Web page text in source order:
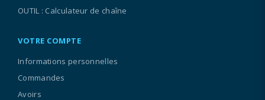
OUTIL : Calculateur de chaîne
VOTRE COMPTE
Informations personnelles
Commandes
Avoirs